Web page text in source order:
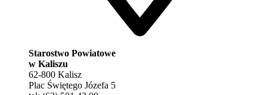
Starostwo Powiatowe
w Kaliszu
62-800 Kalisz
Plac Świętego Józefa 5